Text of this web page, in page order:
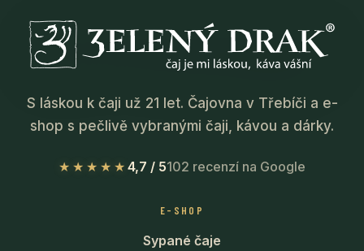
S láskou k čaji už 21 let. Čajovna v Třebíči a e-
shop s pečlivě vybranými čaji, kávou a dárky.
★★★★★ 4,7 / 5102 recenzí na Google
E-SHOP
Sypané čaje